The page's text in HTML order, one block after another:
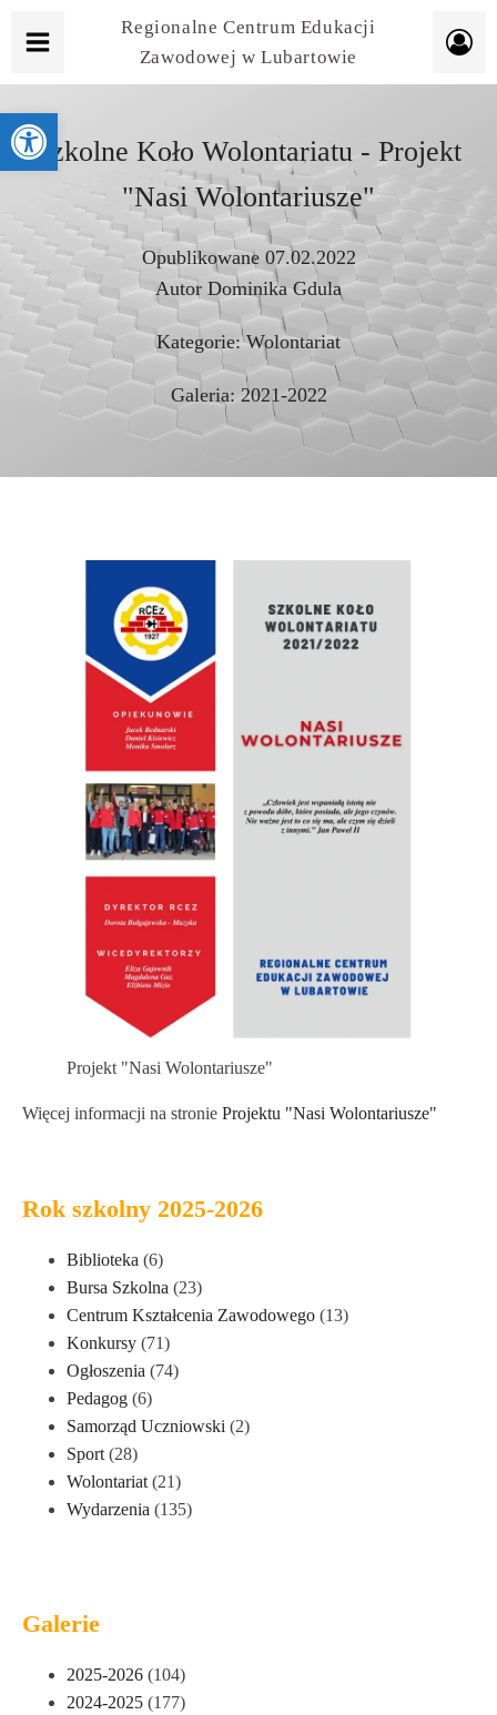
Regionalne Centrum Edukacji
Zawodowej w Lubartowie
Szkolne Koło Wolontariatu - Projekt
"Nasi Wolontariusze"
Opublikowane 07.02.2022
Autor Dominika Gdula
Kategorie:Wolontariat
Galeria: 2021-2022
Rok szkolny 2025-2026
Biblioteka (6)
Bursa Szkolna (23)
Centrum Kształcenia Zawodowego (13)
Konkursy (71)
Ogłoszenia (74)
Pedagog (6)
Samorząd Uczniowski (2)
Sport (28)
Wolontariat (21)
Wydarzenia (135)
Galerie
2025-2026 (104)
2024-2025 (177)
Projekt "Nasi Wolontariusze"
Więcej informacji na stronie Projektu "Nasi Wolontariusze"
Otwórz pasek narzędzi